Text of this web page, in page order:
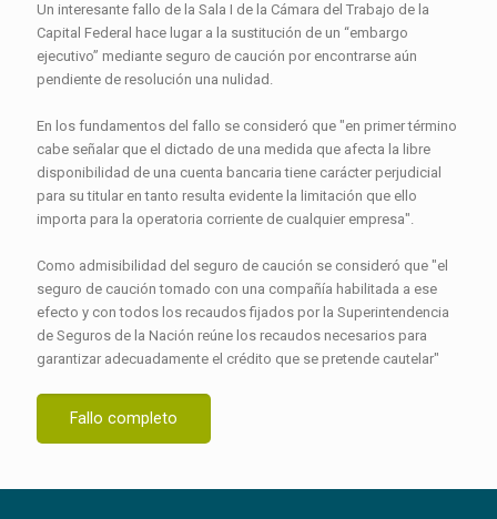
Un interesante fallo de la Sala I de la Cámara del Trabajo de la
Capital Federal hace lugar a la sustitución de un “embargo
ejecutivo” mediante seguro de caución por encontrarse aún
pendiente de resolución una nulidad.
En los fundamentos del fallo se consideró que "en primer término
cabe señalar que el dictado de una medida que afecta la libre
disponibilidad de una cuenta bancaria tiene carácter perjudicial
para su titular en tanto resulta evidente la limitación que ello
importa para la operatoria corriente de cualquier empresa".
Como admisibilidad del seguro de caución se consideró que "el
seguro de caución tomado con una compañía habilitada a ese
efecto y con todos los recaudos fijados por la Superintendencia
de Seguros de la Nación reúne los recaudos necesarios para
garantizar adecuadamente el crédito que se pretende cautelar"
Fallo completo